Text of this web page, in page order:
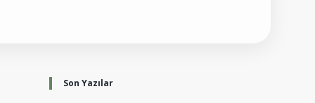
Sidebar
Son Yazılar